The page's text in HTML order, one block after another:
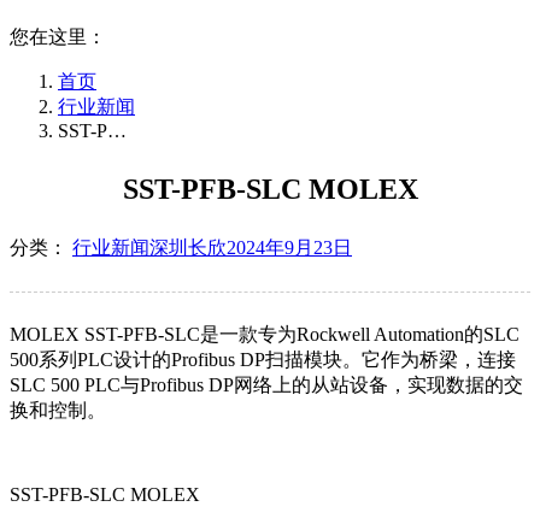
您在这里：
首页
行业新闻
SST-P…
SST-PFB-SLC MOLEX
分类： 行业新闻深圳长欣2024年9月23日
MOLEX SST-PFB-SLC是一款专为Rockwell Automation的SLC
500系列PLC设计的Profibus DP扫描模块。它作为桥梁，连接
SLC 500 PLC与Profibus DP网络上的从站设备，实现数据的交
换和控制。
SST-PFB-SLC MOLEX